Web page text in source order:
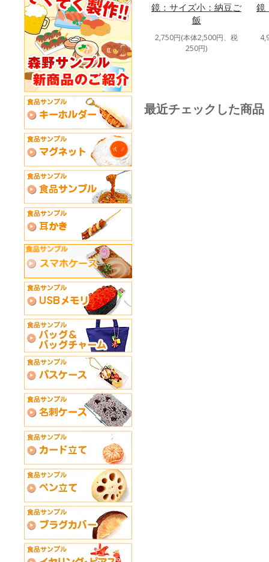
鏡：サイズ小：納豆ご
飯
2,750円(本体2,500円、税
250円)
鏡
最近チェックした商品